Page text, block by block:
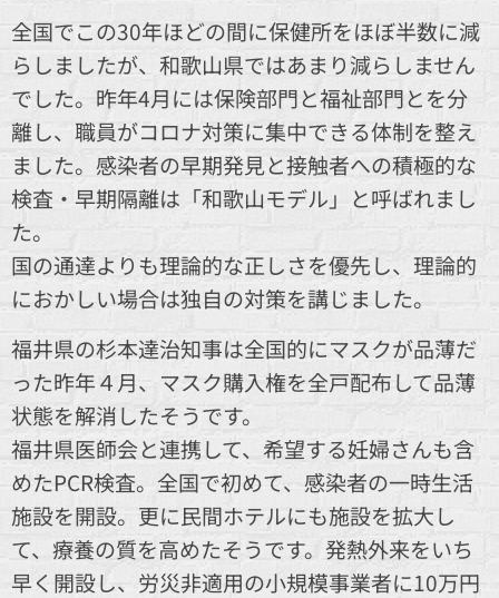
全国でこの30年ほどの間に保健所をほぼ半数に減
らしましたが、和歌山県ではあまり減らしません
でした。昨年4月には保険部門と福祉部門とを分
離し、職員がコロナ対策に集中できる体制を整え
ました。感染者の早期発見と接触者への積極的な
検査・早期隔離は「和歌山モデル」と呼ばれまし
た。
国の通達よりも理論的な正しさを優先し、理論的
におかしい場合は独自の対策を講じました。
福井県の杉本達治知事は全国的にマスクが品薄だ
った昨年４月、マスク購入権を全戸配布して品薄
状態を解消したそうです。
福井県医師会と連携して、希望する妊婦さんも含
めたPCR検査。全国で初めて、感染者の一時生活
施設を開設。更に民間ホテルにも施設を拡大し
て、療養の質を高めたそうです。発熱外来をいち
早く開設し、労災非適用の小規模事業者に10万円